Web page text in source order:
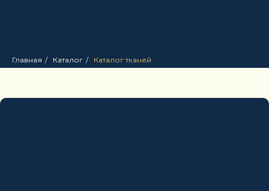
Главная / Каталог / Каталог тканей